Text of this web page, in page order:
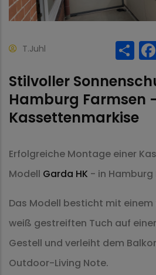
T.Juhl
Stilvoller
Hamburg Farmsen -
Kassettenmarkise
Erfolgreiche Montage einer
Modell Garda HK - in Hamburg
Das Modell besticht mit
weiß gestreiften Tuch auf
Gestell und verleiht dem
Outdoor-Living Note.